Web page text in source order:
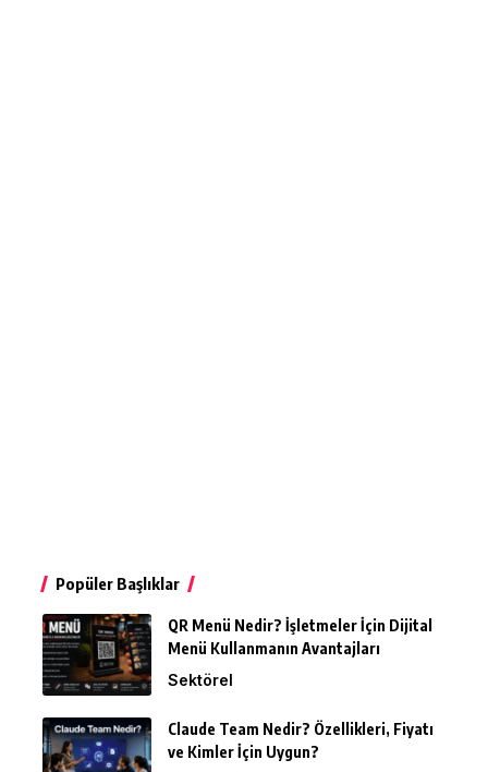
Popüler Başlıklar
QR Menü Nedir? İşletmeler İçin Dijital
Menü Kullanmanın Avantajları
Sektörel
Claude Team Nedir? Özellikleri, Fiyatı
ve Kimler İçin Uygun?